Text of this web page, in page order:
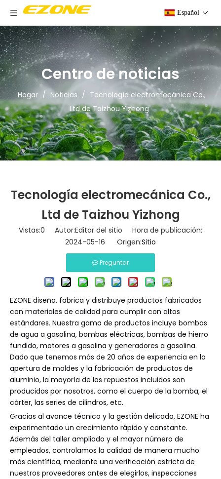
Español
Centro de noticias
Hogar / Noticias / Tecnología electromecánica Co.,
Ltd de Taizhou Yizhong
Tecnología electromecánica Co.,
Ltd de Taizhou Yizhong
Vistas:0 Autor:Editor del sitio Hora de publicación:
2024-05-16 Origen:Sitio
Preguntar
EZONE diseña, fabrica y distribuye productos fabricados
con materiales de calidad para cumplir con altos
estándares. Nuestra gama de productos incluye bombas
de agua a gasolina, bombas eléctricas, bombas de hierro
fundido, motores a gasolina y generadores a gasolina.
Dado que tenemos más de 20 años de experiencia en la
apertura de moldes y la fabricación de productos de
aluminio, la mayoría de los repuestos incluidos son
producidos por nosotros, como el cuerpo de la bomba, el
cárter, las series de cilindros, etc.
Gracias al avance técnico y la gestión delicada, EZONE ha
experimentado un crecimiento rápido y constante.
Además del taller ampliado y el mayor número de
empleados, controlamos la calidad de manera mucho
más científica, mediante una verificación estricta de
nuestros proveedores antes de elegirlos, inspecciones